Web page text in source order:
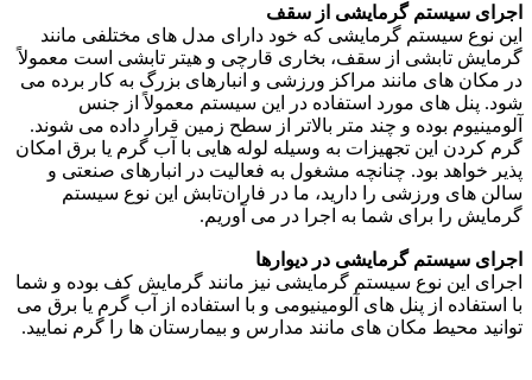
اجرای سیستم گرمایشی از سقف
این نوع سیستم گرمایشی که خود دارای مدل ‌های مختلفی مانند
گرمایش تابشی از سقف، بخاری قارچی و هیتر تابشی است معمولاً
در مکان های مانند مراکز ورزشی و انبارهای بزرگ به کار برده می
شود. پنل های مورد استفاده در این سیستم معمولاً از جنس
آلومینیوم بوده و چند متر بالاتر از سطح زمین قرار داده می شوند.
گرم کردن این تجهیزات به وسیله لوله هایی با آب گرم یا برق امکان
پذیر خواهد بود. چنانچه مشغول به فعالیت در انبارهای صنعتی و
سالن های ورزشی را دارید، ما در فاران‌تابش این نوع سیستم
گرمایش را برای شما به اجرا در می آوریم.
اجرای سیستم گرمایشی در دیوارها
اجرای این نوع سیستم گرمایشی نیز مانند گرمایش کف بوده و شما
با استفاده از پنل های آلومینیومی و با استفاده از آب گرم یا برق می
توانید محیط مکان های مانند مدارس و بیمارستان ها را گرم نمایید.